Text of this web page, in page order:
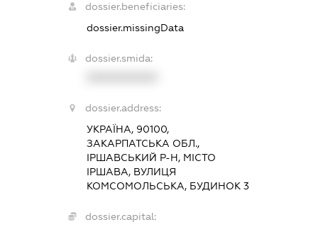
dossier.beneficiaries:
dossier.missingData
dossier.smida:
dossier.address:
УКРАЇНА, 90100,
ЗАКАРПАТСЬКА ОБЛ.,
ІРШАВСЬКИЙ Р-Н, МІСТО
ІРШАВА, ВУЛИЦЯ
КОМСОМОЛЬСЬКА, БУДИНОК 3
dossier.capital: